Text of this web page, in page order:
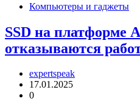
Компьютеры и гаджеты
SSD на платформе
отказываются
expertspeak
17.01.2025
0